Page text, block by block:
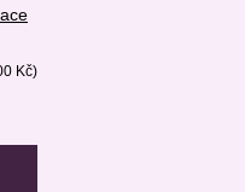
Kč)